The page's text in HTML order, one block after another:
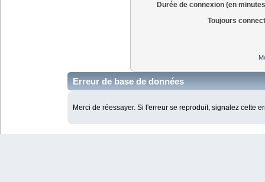
Durée de connexion (en
Toujours
Erreur de base de données
Merci de réessayer. Si l'erreur se reproduit, signalez cette